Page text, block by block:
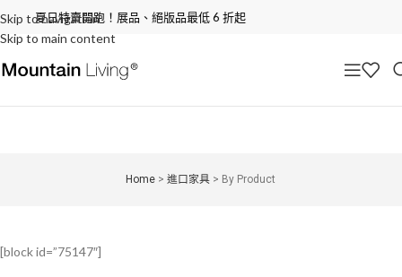
Skip to navigation
Skip to main content
夏日特賣開跑！展品、絕版品最低 6 折起
Home >進口家具 > By Product
[block id=”75147″]